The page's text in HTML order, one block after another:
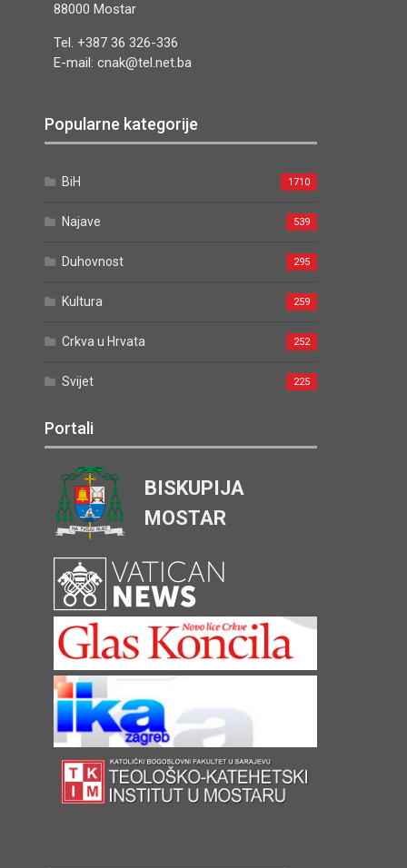
88000 Mostar
Tel. +387 36 326-336
E-mail: cnak@tel.net.ba
Popularne kategorije
BiH 1710
Najave 539
Duhovnost 295
Kultura 259
Crkva u Hrvata 252
Svijet 225
Portali
BISKUPIJA
MOSTAR